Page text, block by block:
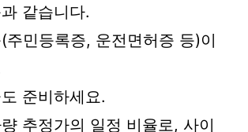
같습니다.
주민등록증, 운전면허증 등)이
준비하세요.
추정가의 일정 비율로, 사이